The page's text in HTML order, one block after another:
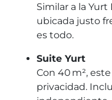
Similar a la
ubicada justo
es todo.
Suite Yurt
Con 40 m²,
privacidad.